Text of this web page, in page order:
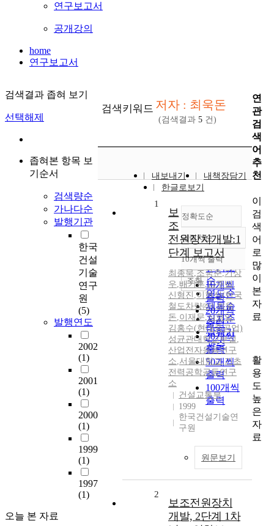
연구보고서
공개강의
home
연구보고서
검색결과 좁혀 보기
선택해제
좁혀본 항목 보
기순서
검색량순
가나다순
발행기관
한국
건설
기술
연구
원
(5)
발행연도
2002
(1)
2001
(1)
2000
(1)
1999
(1)
1997
(1)
오늘 본 자료
검색키워드 저자 : 최욱돈
(검색결과 5 건)
내보내기
내책장담기
한글로보기
정확도순
정확도
순
인기도
순
연도순
제목순
저자순
발행기
관순
내림차순
내림차순
10개씩 출력
10개씩
출력
20개씩
출력
30개씩
출력
50개씩
출력
100개씩
출력
조회
1
보
조
전원장치개발:1
단계 보고서
최종묵,조국춘,기상
우,배기훈,김주범,
신형진 ,이현석(한국
철도차량㈜),최욱
돈,이재문,심형일,
김홍수(현대중공업)
성균관대학교부설 ,
산업전자응용연구
소,서울대학교,기초
전력공학공동연구
소
건설교통부
1999
한국건설기술연
구원
원문보기
2
보조전원장치
개발, 2단계 1차
연
관
검
색
어
추
천
이
검
색
어
로
많
이
본
자
료
활
용
도
높
은
자
료